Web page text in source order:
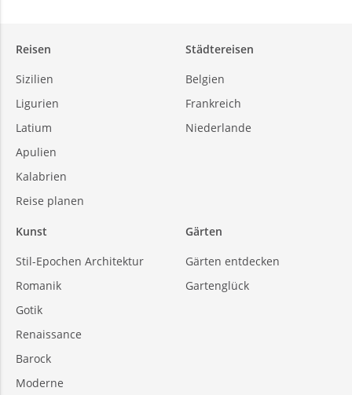
Reisen
Sizilien
Ligurien
Latium
Apulien
Kalabrien
Reise planen
Städtereisen
Belgien
Frankreich
Niederlande
Kunst
Stil-Epochen Architektur
Romanik
Gotik
Renaissance
Barock
Moderne
Gärten
Gärten entdecken
Gartenglück